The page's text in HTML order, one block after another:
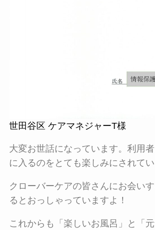
世田谷区 ケアマネジャーT様
大変お世話になっています。利用
に入るのをとても楽しみにされてい
クローバーケアの皆さんにお会い
るとおっしゃっていますよ！
これからも「楽しいお風呂」と「